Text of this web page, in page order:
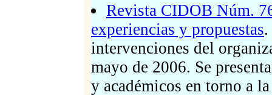
Revista CIDOB Núm.
experiencias y propuestas
intervenciones del
mayo de 2006. Se
y académicos en torno a